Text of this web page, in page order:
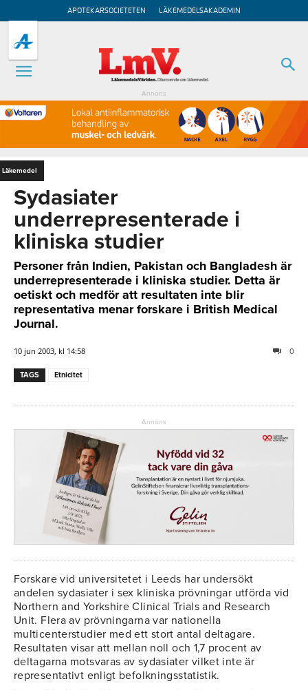
APOTEKARSOCIETETEN LÄKEMEDELSAKADEMIN
Annons
Läkemedel
Sydasiater
underrepresenterade i
kliniska studier
Personer från Indien, Pakistan och Bangladesh är
underrepresenterade i kliniska studier. Detta är
oetiskt och medför att resultaten inte blir
representativa menar forskare i British Medical
Journal.
10 jun 2003, kl 14:58 0
TAGS Etnicitet
Annons
Forskare vid universitetet i Leeds har undersökt
andelen sydasiater i sex kliniska prövningar utförda vid
Northern and Yorkshire Clinical Trials and Research
Unit. Flera av prövningarna var nationella
multicenterstudier med ett stort antal deltagare.
Resultaten visar att mellan noll och 1,7 procent av
deltagarna motsvaras av sydasiater vilket inte är
representativt enligt befolkningsstatistik.